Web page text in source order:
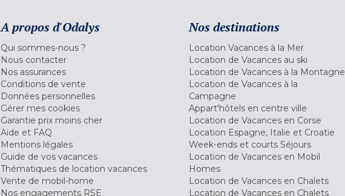
A propos d'Odalys
Qui sommes-nous ?
Nous contacter
Nos assurances
Conditions de vente
Données personnelles
Gérer mes cookies
Garantie prix moins cher
Aide et FAQ
Mentions légales
Guide de vos vacances
Thématiques de location vacances
Vente de mobil-home
Nos engagements RSE
Nos destinations
Location Vacances à la Mer
Location de Vacances au ski
Location de Vacances à la Montagne
Location de Vacances à la
Campagne
Appart'hôtels en centre ville
Location de Vacances en Corse
Location Espagne, Italie et Croatie
Week-ends et courts Séjours
Location de Vacances en Mobil
Homes
Location de Vacances en Chalets
Location de Vacances en Chalets